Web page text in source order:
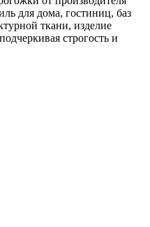
для дома, гостиниц, баз
ткани, изделие
строгость и